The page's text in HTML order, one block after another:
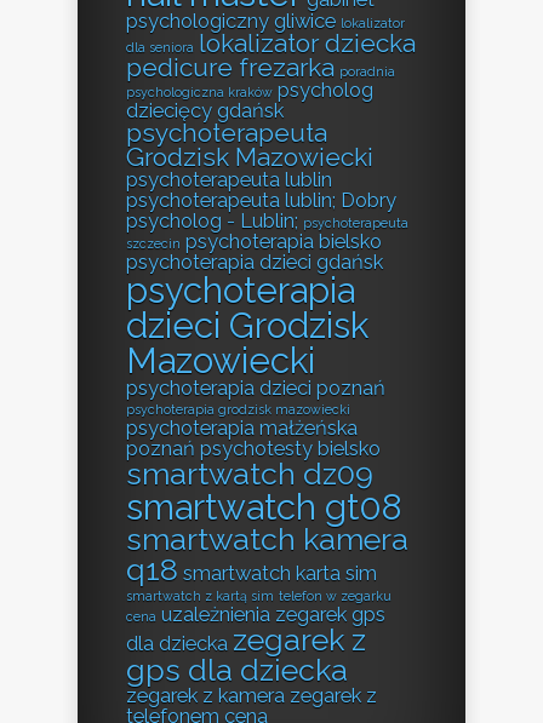
psychologiczny gliwice lokalizator
dla seniora lokalizator dziecka
pedicure frezarka poradnia
psychologiczna kraków psycholog
dziecięcy gdańsk
psychoterapeuta
Grodzisk Mazowiecki
psychoterapeuta lublin
psychoterapeuta lublin; Dobry
psycholog - Lublin; psychoterapeuta
szczecin psychoterapia bielsko
psychoterapia dzieci gdańsk
psychoterapia
dzieci Grodzisk
Mazowiecki
psychoterapia dzieci poznań
psychoterapia grodzisk mazowiecki
psychoterapia małżeńska
poznań psychotesty bielsko
smartwatch dz09
smartwatch gt08
smartwatch kamera
q18 smartwatch karta sim
smartwatch z kartą sim telefon w zegarku
cena uzależnienia zegarek gps
dla dziecka zegarek z
gps dla dziecka
zegarek z kamera zegarek z
telefonem cena